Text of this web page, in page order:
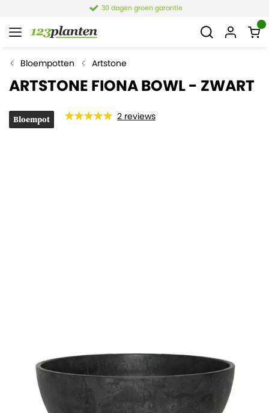
30 dagen groen garantie
Bloempotten Artstone
ARTSTONE FIONA BOWL - ZWART
Bloempot 2 reviews